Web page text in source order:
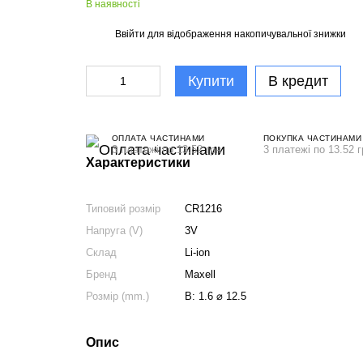
В наявності
Ввійти для відображення накопичувальної знижки
Купити В кредит
ОПЛАТА ЧАСТИНАМИ
3 платежі по 13.52 грн
ПОКУПКА ЧАСТИНАМИ
3 платежі по 13.52
Характеристики
Типовий розмір
CR1216
Напруга (V)
3V
Склад
Li-ion
Бренд
Maxell
Розмір (mm.)
В: 1.6 ⌀ 12.5
Опис